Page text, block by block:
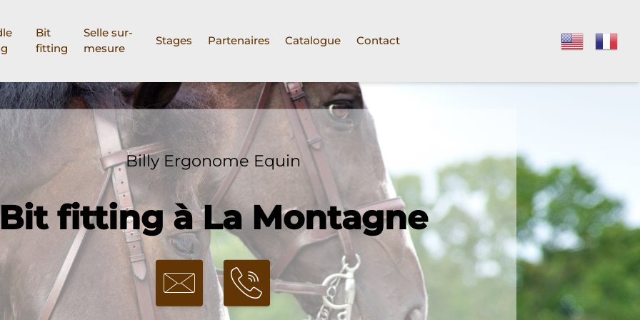
Bit
fitting
Selle sur-
mesure
Stages Partenaires Catalogue Contact
Billy Ergonome Equin
fitting à La Montagne